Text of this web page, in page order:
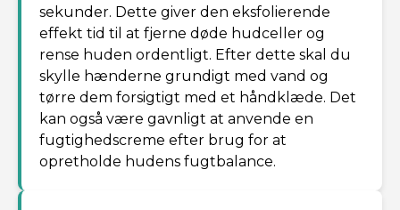
sekunder. Dette giver den eksfolierende
effekt tid til at fjerne døde hudceller og
rense huden ordentligt. Efter dette skal du
skylle hænderne grundigt med vand og
tørre dem forsigtigt med et håndklæde. Det
kan også være gavnligt at anvende en
fugtighedscreme efter brug for at
opretholde hudens fugtbalance.